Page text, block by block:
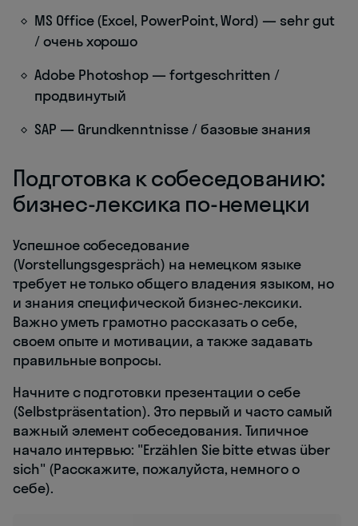
MS Office (Excel, PowerPoint, Word) — sehr gut
/ очень хорошо
Adobe Photoshop — fortgeschritten /
продвинутый
SAP — Grundkenntnisse / базовые знания
Подготовка к собеседованию:
бизнес-лексика по-немецки
Успешное собеседование
(Vorstellungsgespräch) на немецком языке
требует не только общего владения языком, но
и знания специфической бизнес-лексики.
Важно уметь грамотно рассказать о себе,
своем опыте и мотивации, а также задавать
правильные вопросы.
Начните с подготовки презентации о себе
(Selbstpräsentation). Это первый и часто самый
важный элемент собеседования. Типичное
начало интервью: "Erzählen Sie bitte etwas über
sich" (Расскажите, пожалуйста, немного о
себе).